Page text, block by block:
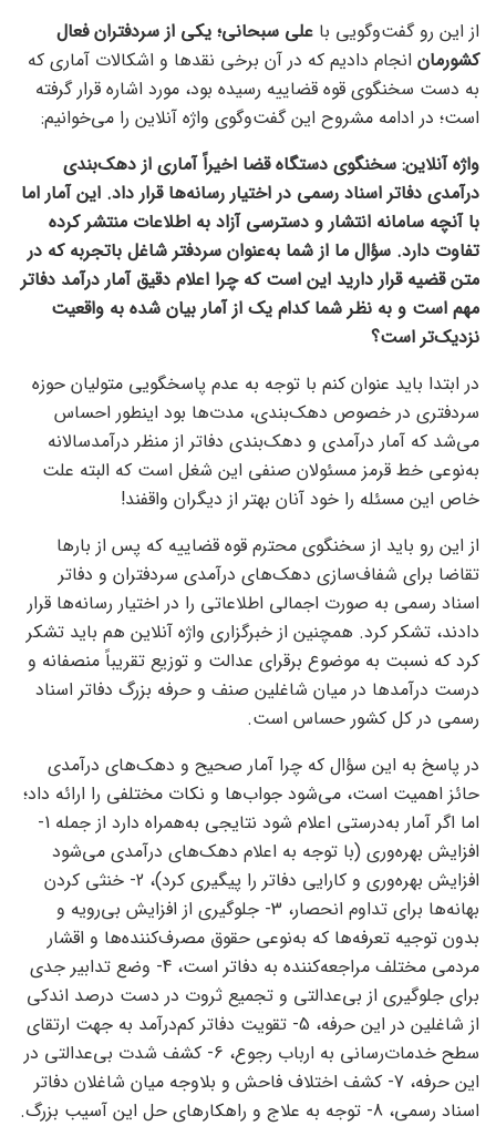
از این رو گفت‌وگویی با علی سبحانی؛ یکی از سردفتران فعال
کشورمان انجام دادیم که در آن برخی نقدها و اشکالات آماری که
به دست سخنگوی قوه قضاییه رسیده بود، مورد اشاره قرار گرفته
است؛ در ادامه مشروح این گفت‌وگوی واژه آنلاین را می‌خوانیم:
واژه آنلاین: سخنگوی دستگاه قضا اخیراً آماری از دهک‌بندی
درآمدی دفاتر اسناد رسمی در اختیار رسانه‌ها قرار داد. این آمار اما
با آنچه سامانه انتشار و دسترسی آزاد به اطلاعات منتشر کرده
تفاوت دارد. سؤال ما از شما به‌عنوان سردفتر شاغل باتجربه که در
متن قضیه قرار دارید این است که چرا اعلام دقیق آمار درآمد دفاتر
مهم است و به نظر شما کدام یک از آمار بیان شده به واقعیت
نزدیک‌تر است؟
در ابتدا باید عنوان کنم با توجه به عدم پاسخگویی متولیان حوزه
سردفتری در خصوص دهک‌بندی، مدت‌ها بود اینطور احساس
می‌شد که آمار درآمدی و دهک‌بندی دفاتر از منظر درآمدسالانه
به‌نوعی خط قرمز مسئولان صنفی این شغل است که البته علت
خاص این مسئله را خود آنان بهتر از دیگران واقفند!
از این رو باید از سخنگوی محترم قوه قضاییه که پس از بارها
تقاضا برای شفاف‌سازی دهک‌های درآمدی سردفتران و دفاتر
اسناد رسمی به صورت اجمالی اطلاعاتی را در اختیار رسانه‌ها قرار
دادند، تشکر کرد. همچنین از خبرگزاری واژه آنلاین هم باید تشکر
کرد که نسبت به موضوع برقرای عدالت و توزیع تقریباً منصفانه و
درست درآمدها در میان شاغلین صنف و حرفه بزرگ دفاتر اسناد
رسمی در کل کشور حساس است.
در پاسخ به این سؤال که چرا آمار صحیح و دهک‌های درآمدی
حائز اهمیت است، می‌شود جواب‌ها و نکات مختلفی را ارائه داد؛
اما اگر آمار به‌درستی اعلام شود نتایجی به‌همراه دارد از جمله 1-
افزایش بهره‌وری (با توجه به اعلام دهک‌های درآمدی می‌شود
افزایش بهره‌وری و کارایی دفاتر را پیگیری کرد)، 2- خنثی کردن
بهانه‌ها برای تداوم انحصار، 3- جلوگیری از افزایش بی‌رویه و
بدون توجیه تعرفه‌ها که به‌نوعی حقوق مصرف‌کننده‌ها و اقشار
مردمی مختلف مراجعه‌کننده به دفاتر است، 4- وضع تدابیر جدی
برای جلوگیری از بی‌عدالتی و تجمیع ثروت در دست درصد اندکی
از شاغلین در این حرفه، 5- تقویت دفاتر کم‌درآمد به جهت ارتقای
سطح خدمات‌رسانی به ارباب رجوع، 6- کشف شدت بی‌عدالتی در
این حرفه، 7- کشف اختلاف فاحش و بلاوجه میان شاغلان دفاتر
اسناد رسمی، 8- توجه به علاج و راهکارهای حل این آسیب بزرگ.